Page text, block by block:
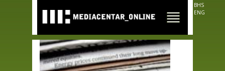
main
content
BHS
ENG